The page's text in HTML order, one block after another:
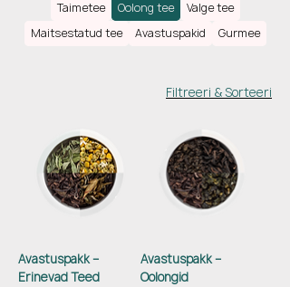
Taimetee
Oolong tee
Valge tee
Maitsestatud tee
Avastuspakid Gurmee
Filtreeri & Sorteeri
Avastuspakk –
Erinevad Teed
Avastuspakk –
Oolongid